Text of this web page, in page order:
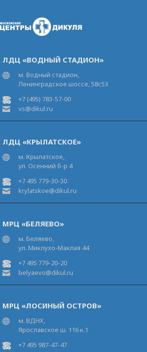
ЛДЦ «ВОДНЫЙ СТАДИОН»
м. Водный стадион,
Ленинградское шоссе, 58с53
+7 (495) 783-57-00
vs@dikul.ru
ЛДЦ «КРЫЛАТСКОЕ»
м. Крылатское,
ул. Осенний б-р 4
+7 495 779-30-30
krylatskoe@dikul.ru
МРЦ «БЕЛЯЕВО»
м. Беляево,
ул. Миклухо-Маклая 44
+7 495 779-20-20
belyaevo@dikul.ru
МРЦ «ЛОСИНЫЙ ОСТРОВ»
м. ВДНХ,
Ярославское ш. 116 к.1
+7 495 987-47-47